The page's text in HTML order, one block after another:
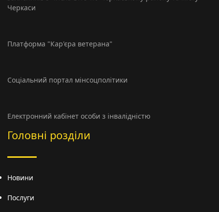
Черкаси
Платформа "Кар'єра ветерана"
Соціальний портал мінсоцполітики
Електронний кабінет особи з інвалідністю
Головні розділи
Новини
Послуги